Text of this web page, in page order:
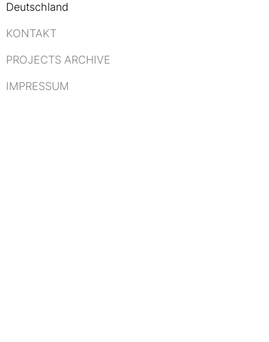
Deutschland
KONTAKT
PROJECTS ARCHIVE
IMPRESSUM